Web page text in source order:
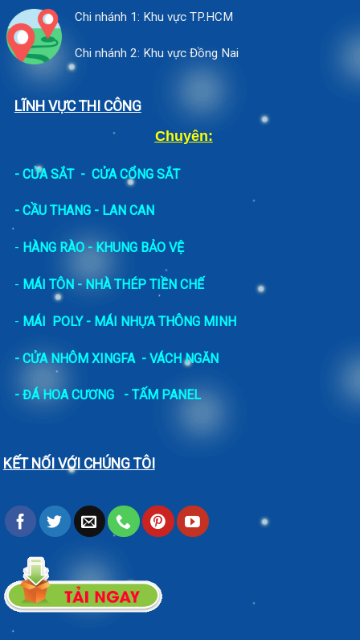
Chi nhánh 1: Khu vực TP.HCM
Chi nhánh 2: Khu vực Đồng Nai
LĨNH VỰC THI CÔNG
Chuyên:
- CỬA SẮT- CỬA CỔNG SẮT
- CẦU THANG - LAN CAN
- HÀNG RÀO - KHUNG BẢO VỆ
- MÁI TÔN - NHÀ THÉP TIỀN CHẾ
- MÁI POLY - MÁI NHỰA THÔNG MINH
- CỬA NHÔM XINGFA - VÁCH NGĂN
- ĐÁ HOA CƯƠNG - TẤM PANEL
KẾT NỐI VỚI CHÚNG TÔI